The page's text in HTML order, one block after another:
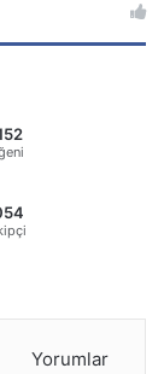
Yorumlar